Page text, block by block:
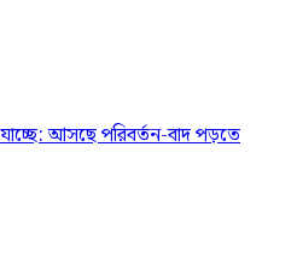
আসছে পরিবর্তন-বাদ পড়তে